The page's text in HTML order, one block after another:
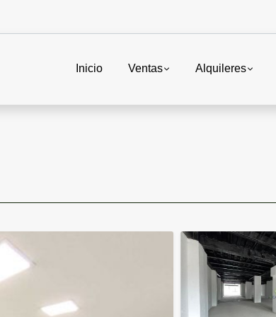
Inicio Ventas Alquileres